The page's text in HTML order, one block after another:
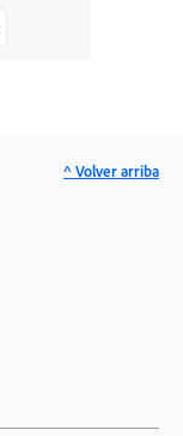
^ Volver arriba